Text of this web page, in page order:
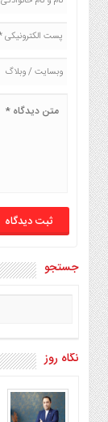
جستجو
نگاه روز